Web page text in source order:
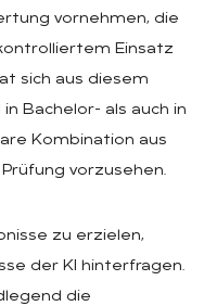
vornehmen, die
Einsatz
sich aus diesem
Bachelor- als auch in
Kombination aus
vorzusehen.
zu erzielen,
der KI hinterfragen.
die